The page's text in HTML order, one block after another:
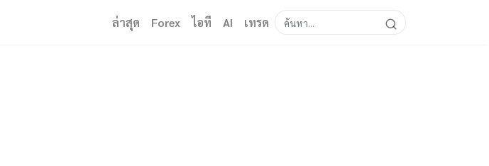
ล่าสุด Forex ไอที AI เทรด